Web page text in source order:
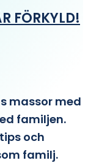
FÖRKYLD!
massor med
familjen.
och
familj.